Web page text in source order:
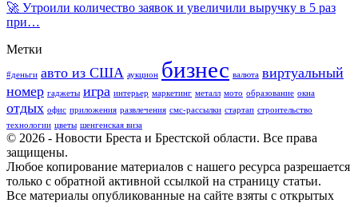
🚀 Утроили количество заявок и увеличили выручку в 5 раз
при…
Метки
#деньги авто из США аукцион бизнес валюта виртуальный
номер гаджеты игра интерьер маркетинг металл мото образование окна
отдых офис приложения развлечения смс-рассылки стартап строительство
технологии цветы шенгенская виза
© 2026 - Новости Бреста и Брестской области. Все права
защищены.
Любое копирование материалов с нашего ресурса разрешается
только с обратной активной ссылкой на страницу статьи.
Все материалы опубликованные на сайте взяты с открытых